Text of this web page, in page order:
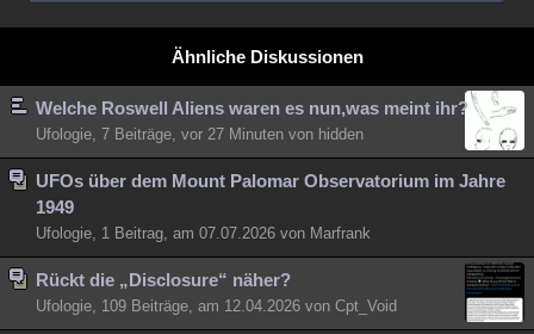
Ähnliche Diskussionen
Welche Roswell Aliens waren es nun,was meint ihr?
Ufologie, 7 Beiträge, vor 27 Minuten von hidden
UFOs über dem Mount Palomar Observatorium im Jahre
1949
Ufologie, 1 Beitrag, am 07.07.2026 von Marfrank
Rückt die „Disclosure“ näher?
Ufologie, 109 Beiträge, am 12.04.2026 von Cpt_Void